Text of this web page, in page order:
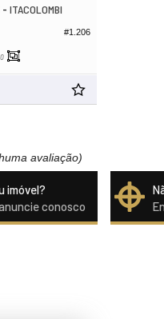
#1.206
- ITACOLOMBI
avaliação)
imóvel?
conosco